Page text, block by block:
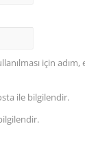
için
ile bilgilendir.